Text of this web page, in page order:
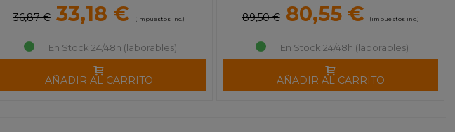
36,87 € 33,18 € (impuestos inc.)
En Stock 24/48h (laborables)
AÑADIR AL CARRITO
89,50 € 80,55 € (impuestos inc.)
En Stock 24/48h (laborables)
AÑADIR AL CARRITO